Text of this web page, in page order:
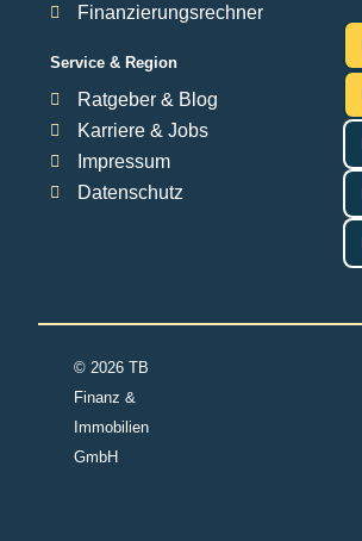
Finanzierungsrechner
Service & Region
Ratgeber & Blog
Karriere & Jobs
Impressum
Datenschutz
© 2026 TB
Finanz &
Immobilien
GmbH